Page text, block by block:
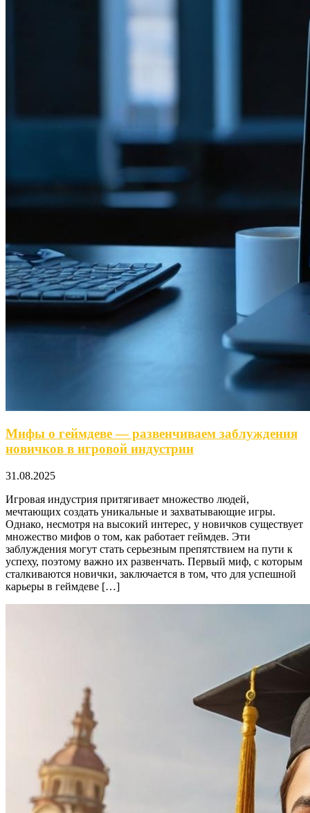
Мифы о геймдеве — развенчиваем заблуждения
новичков в игровой индустрии
31.08.2025
Игровая индустрия притягивает множество людей,
мечтающих создать уникальные и захватывающие игры.
Однако, несмотря на высокий интерес, у новичков существует
множество мифов о том, как работает геймдев. Эти
заблуждения могут стать серьезным препятствием на пути к
успеху, поэтому важно их развенчать. Первый миф, с которым
сталкиваются новички, заключается в том, что для успешной
карьеры в геймдеве […]